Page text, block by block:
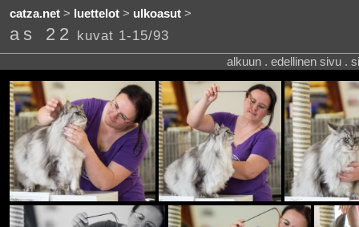
catza.net> luettelot> ulkoasut>
as 22 kuvat 1-15/93
alkuun . edellinen sivu .